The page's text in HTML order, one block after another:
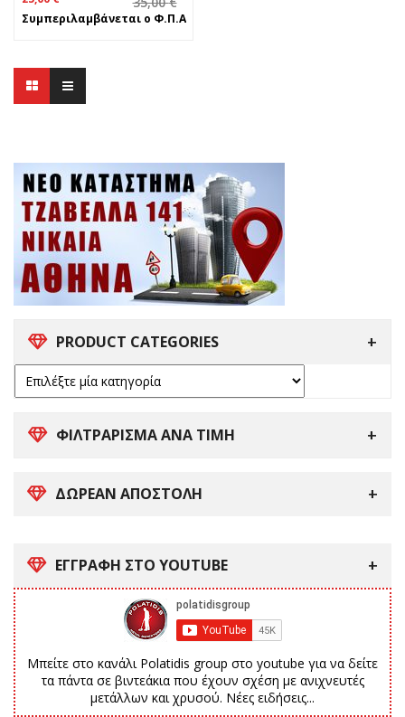
PRODUCT CATEGORIES
ΦΙΛΤΡΑΡΙΣΜΑ ΑΝΑ ΤΙΜΗ
ΔΩΡΕΑΝ ΑΠΟΣΤΟΛΗ
ΕΓΓΡΑΦΗ ΣΤΟ YOUTUBE
Μπείτε στο κανάλι Polatidis group στο youtube για να δείτε
τα πάντα σε βιντεάκια που έχουν σχέση με ανιχνευτές
μετάλλων και χρυσού. Νέες ειδήσεις...
price
was:
τρέχουσα
τιμή
Συμπεριλαμβάνεται ο Φ.Π.Α